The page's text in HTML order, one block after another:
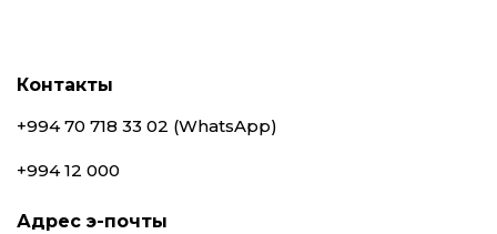
Контакты
+994 70 718 33 02 (WhatsApp)
+994 12 000
Адрес э-почты